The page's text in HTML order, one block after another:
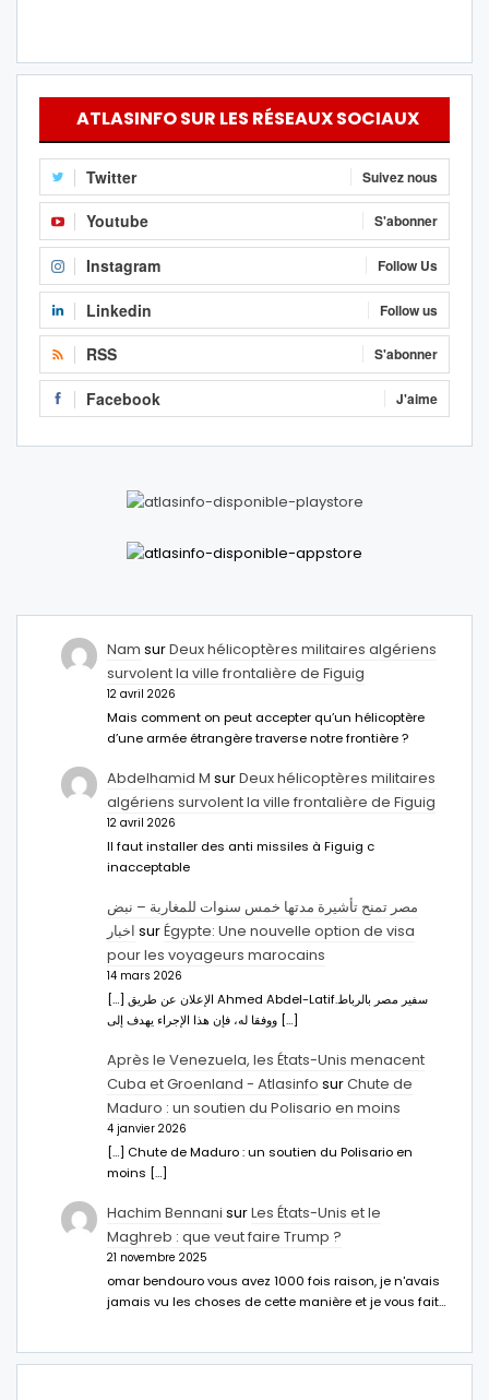
ATLASINFO SUR LES RÉSEAUX SOCIAUX
Twitter Suivez nous
Youtube S'abonner
Instagram Follow Us
Linkedin Follow us
RSS S'abonner
Facebook J'aime
Nam surDeux hélicoptères militaires algériens
survolent la ville frontalière de Figuig
12 avril 2026
Mais comment on peut accepter qu’un hélicoptère
d’une armée étrangère traverse notre frontière ?
Abdelhamid M surDeux hélicoptères militaires
algériens survolent la ville frontalière de Figuig
12 avril 2026
Il faut installer des anti missiles à Figuig c
inacceptable
مصر تمنح تأشيرة مدتها خمس سنوات للمغاربة – نبض
اخبار surÉgypte: Une nouvelle option de visa
pour les voyageurs marocains
14 mars 2026
[…] الإعلان عن طريق Ahmed Abdel-Latifسفير مصر بالرباط.
ووفقا له، فإن هذا الإجراء يهدف إلى […]
Après le Venezuela, les États-Unis menacent
Cuba et Groenland - Atlasinfo surChute de
Maduro : un soutien du Polisario en moins
4 janvier 2026
[…] Chute de Maduro : un soutien du Polisario en
moins […]
Hachim Bennani surLes États-Unis et le
Maghreb : que veut faire Trump ?
21 novembre 2025
omar bendouro vous avez 1000 fois raison, je n'avais
jamais vu les choses de cette manière et je vous fait…